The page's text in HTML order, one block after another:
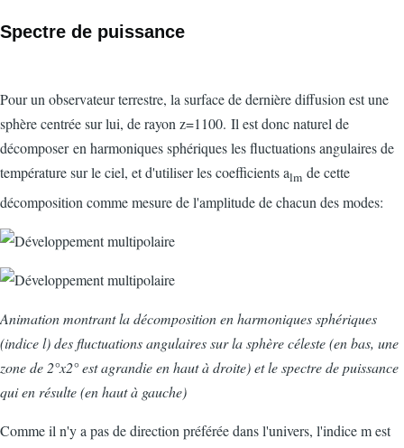
Spectre de puissance
Pour un observateur terrestre, la surface de dernière diffusion est une
sphère centrée sur lui, de rayon z=1100. Il est donc naturel de
décomposer en harmoniques sphériques les fluctuations angulaires de
température sur le ciel, et d'utiliser les coefficients alm de cette
décomposition comme mesure de l'amplitude de chacun des modes:
Animation montrant la décomposition en harmoniques sphériques
(indice l) des fluctuations angulaires sur la sphère céleste (en bas, une
zone de 2°x2° est agrandie en haut à droite) et le spectre de puissance
qui en résulte (en haut à gauche)
Comme il n'y a pas de direction préférée dans l'univers, l'indice m est